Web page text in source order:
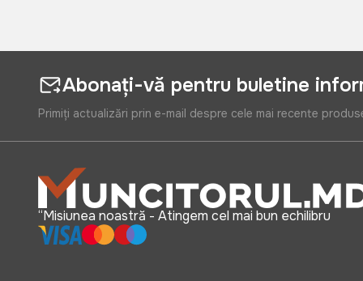
Abonați-vă pentru buletine
Primiți actualizări prin e-mail despre cele mai recente
“Misiunea noastră - Atingem cel mai bun echilibru